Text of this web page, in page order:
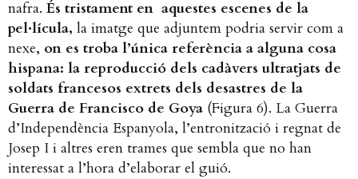
nafra.És tristament en aquestes escenes de la
pel·lícula, la imatge que adjuntem podria servir com a
nexe, on es troba l’única referència a alguna cosa
hispana: la reproducció dels cadàvers ultratjats de
soldats francesos extrets dels desastres de la
Guerra de Francisco de Goya (Figura 6). La Guerra
d’Independència Espanyola, l’entronització i regnat de
Josep I i altres eren trames que sembla que no han
interessat a l’hora d’elaborar el guió.